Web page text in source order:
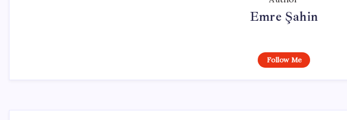
Emre Şahin
Follow Me